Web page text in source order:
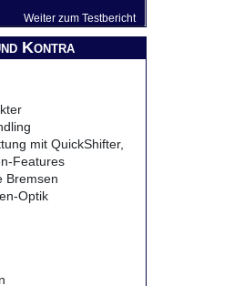
Weiter zum Testbericht
Kontra
mit QuickShifter,
Features
Bremsen
Optik